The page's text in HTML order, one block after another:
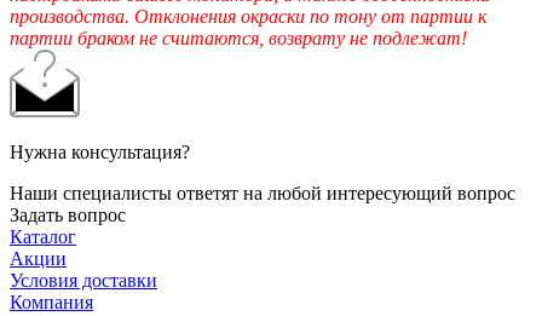
производства. Отклонения окраски по тону от партии к
партии браком не считаются, возврату не подлежат!
Нужна консультация?
Наши специалисты ответят на любой интересующий вопрос
Задать вопрос
Каталог
Акции
Условия доставки
Компания